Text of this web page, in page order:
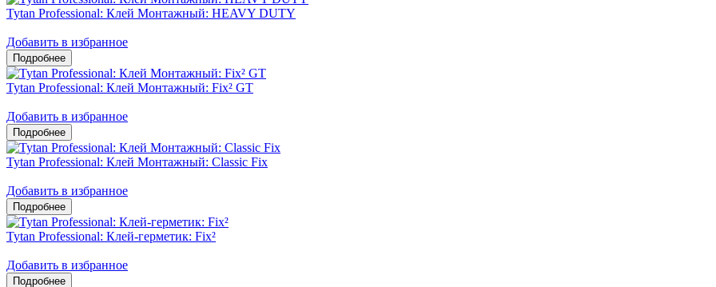
Tytan Professional: Клей Монтажный: HEAVY DUTY
Добавить в избранное
Tytan Professional: Клей Монтажный: Fix² GT
Добавить в избранное
Tytan Professional: Клей Монтажный: Classic Fix
Добавить в избранное
Tytan Professional: Клей-герметик: Fix²
Добавить в избранное